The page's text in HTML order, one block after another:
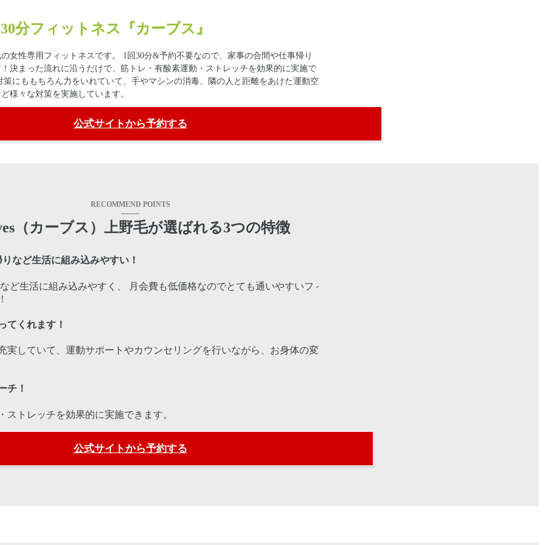
分フィットネス『カーブス』
女性専用フィットネスです。 1回30分&予約不要なので、家事の合間や仕事帰り
決まった流れに沿うだけで、筋トレ・有酸素運動・ストレッチを効果的に実施で
にももちろん力をいれていて、手やマシンの消毒、隣の人と距離をあけた運動空
様々な対策を実施しています。
公式サイトから予約する
（カーブス）上野毛が選ばれる3つの特徴
RECOMMEND POINTS
など生活に組み込みやすい！
ど生活に組み込みやすく、 月会費も低価格なのでとても通いやすいフィットネスです。全国に約2,000店舗
てくれます！
していて、運動サポートやカウンセリングを行いながら、お身体の変化を一緒に確認して目標にむけて寄
チ！
トレッチを効果的に実施できます。
公式サイトから予約する